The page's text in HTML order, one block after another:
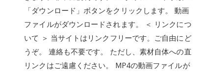
「ダウンロード」ボタンをクリックします。 動画
ファイルがダウンロードされます。 ＜ リンクにつ
いて ＞ 当サイトはリンクフリーです。ご自由にど
うぞ。 連絡も不要です。 ただし、素材自体への直
リンクはご遠慮ください。 MP4の動画ファイルが